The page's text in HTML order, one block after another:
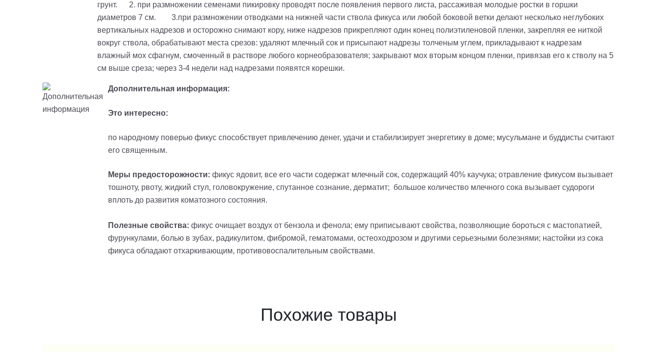
грунт. 2. при размножении семенами пикировку проводят после появления первого листа, рассаживая молодые ростки в горшки
диаметров 7 см. 3.при размножении отводками на нижней части ствола фикуса или любой боковой ветки делают несколько неглубоких
вертикальных надрезов и осторожно снимают кору, ниже надрезов прикрепляют один конец полиэтиленовой пленки, закрепляя ее ниткой
вокруг ствола, обрабатывают места срезов: удаляют млечный сок и присыпают надрезы толченым углем, прикладывают к надрезам
влажный мох сфагнум, смоченный в растворе любого корнеобразователя; закрывают мох вторым концом пленки, привязав его к стволу на 5
см выше среза; через 3-4 недели над надрезами появятся корешки.
Дополнительная информация:
Это интересно:
по народному поверью фикус способствует привлечению денег, удачи и стабилизирует энергетику в доме; мусульмане и буддисты считают
его священным.
Меры предосторожности: фикус ядовит, все его части содержат млечный сок, содержащий 40% каучука; отравление фикусом вызывает
тошноту, рвоту, жидкий стул, головокружение, спутанное сознание, дерматит; большое количество млечного сока вызывает судороги
вплоть до развития коматозного состояния.
Полезные свойства: фикус очищает воздух от бензола и фенола; ему приписывают свойства, позволяющие бороться с мастопатией,
фурункулами, болью в зубах, радикулитом, фибромой, гематомами, остеоходрозом и другими серьезными болезнями; настойки из сока
фикуса обладают отхаркивающим, противовоспалительным свойствами.
Похожие товары